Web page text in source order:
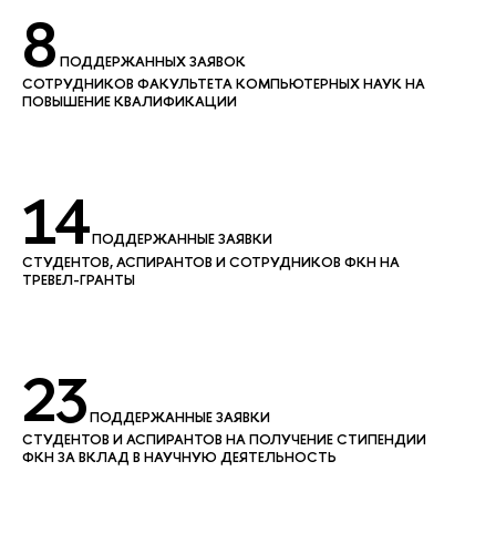
8 ПОДДЕРЖАННЫХ ЗАЯВОК
СОТРУДНИКОВ ФАКУЛЬТЕТА КОМПЬЮТЕРНЫХ НАУК НА
ПОВЫШЕНИЕ КВАЛИФИКАЦИИ
14ПОДДЕРЖАННЫЕ ЗАЯВКИ
СТУДЕНТОВ, АСПИРАНТОВ И СОТРУДНИКОВ ФКН НА
ТРЕВЕЛ-ГРАНТЫ
23ПОДДЕРЖАННЫЕ ЗАЯВКИ
СТУДЕНТОВ И АСПИРАНТОВ НА ПОЛУЧЕНИЕ СТИПЕНДИИ
ФКН ЗА ВКЛАД В НАУЧНУЮ ДЕЯТЕЛЬНОСТЬ